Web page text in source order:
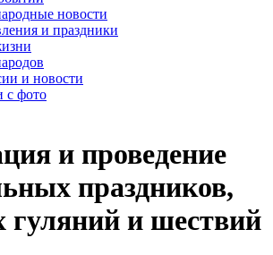
новости
и праздники
и новости
с фото
и проведение
праздников,
гуляний и шествий